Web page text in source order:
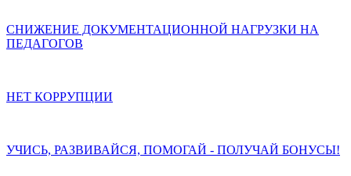
СНИЖЕНИЕ ДОКУМЕНТАЦИОННОЙ НАГРУЗКИ НА
ПЕДАГОГОВ
НЕТ КОРРУПЦИИ
УЧИСЬ, РАЗВИВАЙСЯ, ПОМОГАЙ - ПОЛУЧАЙ БОНУСЫ!